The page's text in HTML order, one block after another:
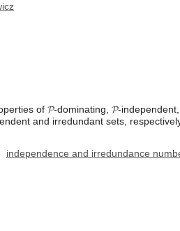
of 𝓟-dominating, 𝓟-
and irredundant sets,
independence and irredundance